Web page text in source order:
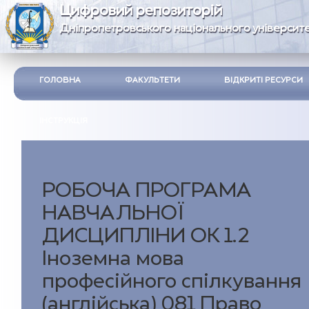
Цифровий репозиторій
Дніпропетровського національного
ГОЛОВНА ФАКУЛЬТЕТИ ВІДКРИТІ РЕСУРСИ
РОБОЧА ПРОГРАМА
НАВЧАЛЬНОЇ
ДИСЦИПЛІНИ ОК 1.2
Іноземна мова
професійного спілкування
(англійська) 081 Право